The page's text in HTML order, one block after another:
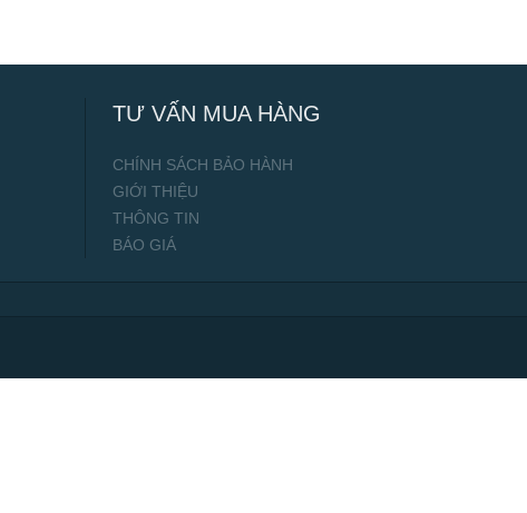
TƯ VẤN MUA HÀNG
CHÍNH SÁCH BẢO HÀNH
GIỚI THIỆU
THÔNG TIN
BÁO GIÁ